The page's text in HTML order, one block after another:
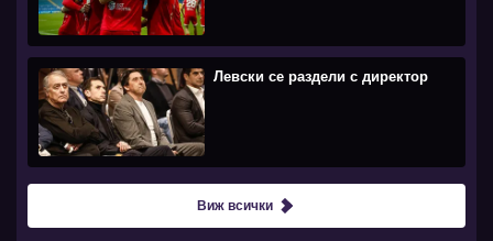
Левски се раздели с директор
Виж всички